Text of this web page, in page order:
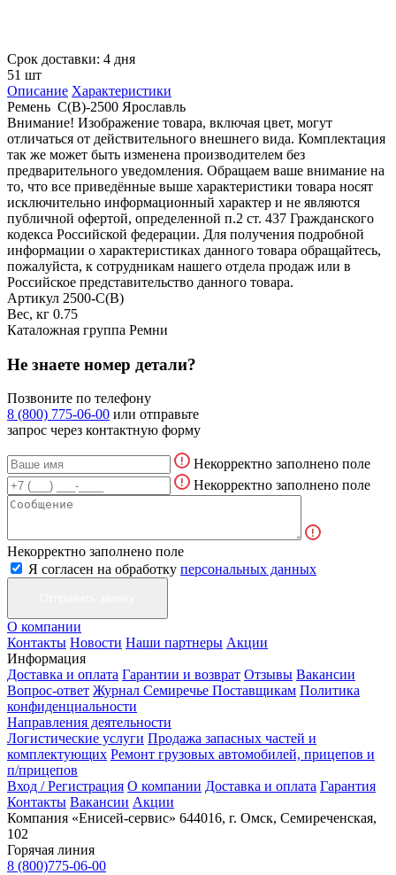
Срок доставки: 4 дня
51 шт
Описание Характеристики
Ремень С(В)-2500 Ярославль
Внимание! Изображение товара, включая цвет, могут
отличаться от действительного внешнего вида. Комплектация
так же может быть изменена производителем без
предварительного уведомления. Обращаем ваше внимание на
то, что все приведённые выше характеристики товара носят
исключительно информационный характер и не являются
публичной офертой, определенной п.2 ст. 437 Гражданского
кодекса Российской федерации. Для получения подробной
информации о характеристиках данного товара обращайтесь,
пожалуйста, к сотрудникам нашего отдела продаж или в
Российское представительство данного товара.
Артикул 2500-C(В)
Вес, кг 0.75
Каталожная группа Ремни
Не знаете номер детали?
Позвоните по телефону
8 (800) 775-06-00 или отправьте
запрос через контактную форму
Некорректно заполнено поле
Некорректно заполнено поле
Некорректно заполнено поле
Я согласен на обработку персональных данных
О компании
Контакты Новости Наши партнеры Акции
Информация
Доставка и оплата Гарантии и возврат Отзывы Вакансии
Вопрос-ответ Журнал Семиречье Поставщикам Политика
конфиденциальности
Направления деятельности
Логистические услуги Продажа запасных частей и
комплектующих Ремонт грузовых автомобилей, прицепов и
п/прицепов
Вход / Регистрация О компании Доставка и оплата Гарантия
Контакты Вакансии Акции
Компания «Енисей-сервис» 644016, г. Омск, Семиреченская,
102
Горячая линия
8 (800)775-06-00